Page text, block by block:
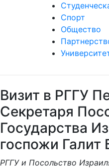
Спорт
Общество
Визит в РГГУ
Секретаря
Государства
госпожи Галит
РГГУ и Посольство